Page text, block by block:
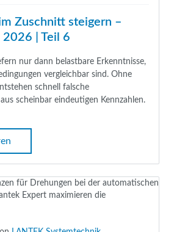
Zuschnitt steigern –
2026 | Teil 6
nur dann belastbare Erkenntnisse,
vergleichbar sind. Ohne
schnell falsche
scheinbar eindeutigen Kennzahlen.